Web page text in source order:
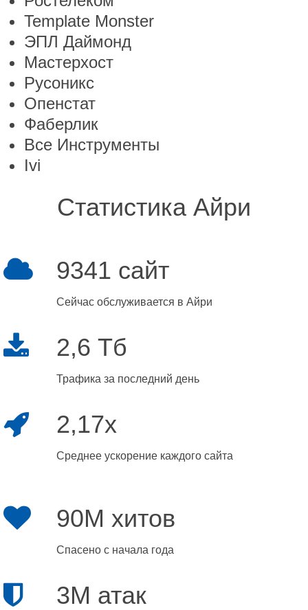
Template Monster
ЭПЛ Даймонд
Мастерхост
Русоникс
Опенстат
Фаберлик
Все Инструменты
Ivi
Статистика Айри
9341 сайт
Сейчас обслуживается в Айри
2,6 Тб
Трафика за последний день
2,17x
Среднее ускорение каждого сайта
90M хитов
Спасено с начала года
3M атак